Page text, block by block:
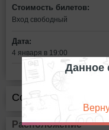
Стоимость билетов:
Вход свободный
Дата:
4 января в 19:00
Сообщить об
Расположение
Данное